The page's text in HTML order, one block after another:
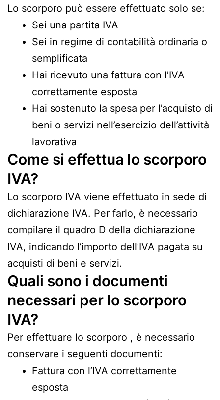
Lo scorporo può essere effettuato solo se:
Sei una partita IVA
Sei in regime di contabilità ordinaria o
semplificata
Hai ricevuto una fattura con l’IVA
correttamente esposta
Hai sostenuto la spesa per l’acquisto di
beni o servizi nell’esercizio dell’attività
lavorativa
Come si effettua lo scorporo
IVA?
Lo scorporo IVA viene effettuato in sede di
dichiarazione IVA. Per farlo, è necessario
compilare il quadro D della dichiarazione
IVA, indicando l’importo dell’IVA pagata su
acquisti di beni e servizi.
Quali sono i documenti
necessari per lo scorporo
IVA?
Per effettuare lo scorporo , è necessario
conservare i seguenti documenti:
Fattura con l’IVA correttamente
esposta